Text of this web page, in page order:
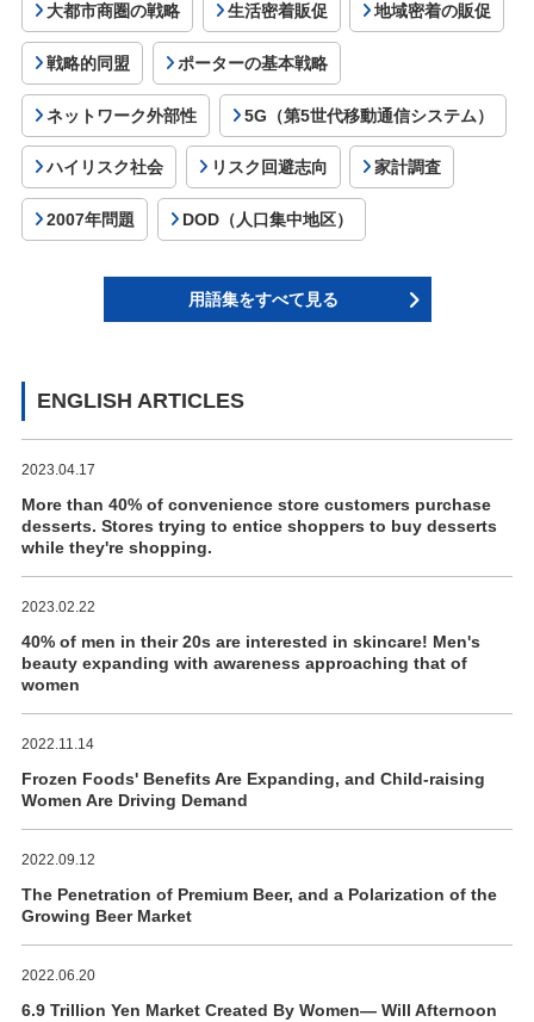
大都市商圏の戦略 生活密着販促 地域密着の販促
戦略的同盟 ポーターの基本戦略
ネットワーク外部性 5G（第5世代移動通信システム）
ハイリスク社会 リスク回避志向 家計調査
2007年問題 DOD（人口集中地区）
用語集をすべて見る
ENGLISH ARTICLES
2023.04.17
More than 40% of convenience store customers purchase
desserts. Stores trying to entice shoppers to buy desserts
while they're shopping.
2023.02.22
40% of men in their 20s are interested in skincare! Men's
beauty expanding with awareness approaching that of
women
2022.11.14
Frozen Foods' Benefits Are Expanding, and Child-raising
Women Are Driving Demand
2022.09.12
The Penetration of Premium Beer, and a Polarization of the
Growing Beer Market
2022.06.20
6.9 Trillion Yen Market Created By Women― Will Afternoon